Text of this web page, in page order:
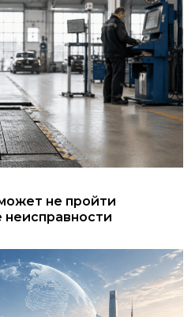
не пройти
неисправности